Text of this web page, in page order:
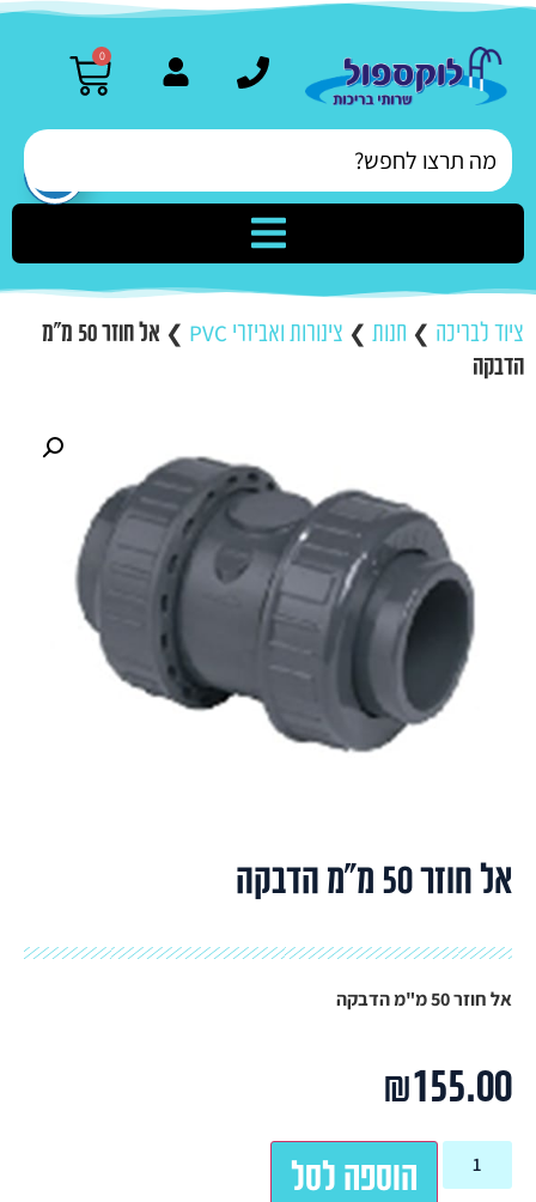
0
ציוד לבריכה ❯ חנות ❯ צינורות ואביזרי PVC ❯
אל חוזר 50 מ”מ
הדבקה
אל חוזר 50 מ"מ הדבקה
אל חוזר 50 מ"מ הדבקה
₪155.00
הוספה לסל